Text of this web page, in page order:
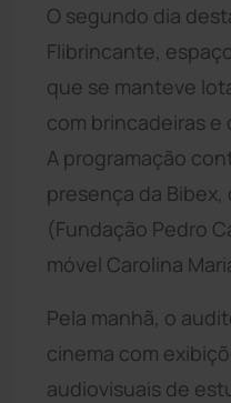
O segundo dia
Flibrincante,
que se manteve
com brincadeiras e
A programação
presença da
(Fundação Pedro
móvel Carolina
Pela manhã, o
cinema com
audiovisuais de